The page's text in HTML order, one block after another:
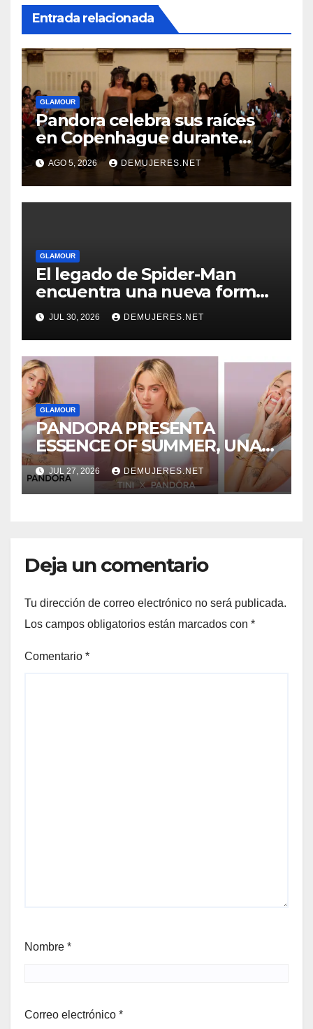
Entrada relacionada
GLAMOUR
Pandora celebra sus raíces
en Copenhague durante
Copenhagen Fashion Week a
través de alianzas creativas
AGO 5, 2026 DEMUJERES.NET
GLAMOUR
El legado de Spider-Man
encuentra una nueva forma
de brillar con Pandora
JUL 30, 2026 DEMUJERES.NET
GLAMOUR
PANDORA PRESENTA
ESSENCE OF SUMMER, UNA
CELEBRACIÓN DE LA
TRANSFORMACIÓN Y LA
BELLEZA NATURAL
JUL 27, 2026 DEMUJERES.NET
Deja un comentario
Tu dirección de correo electrónico no será publicada.
Los campos obligatorios están marcados con *
Comentario *
Nombre *
Correo electrónico *